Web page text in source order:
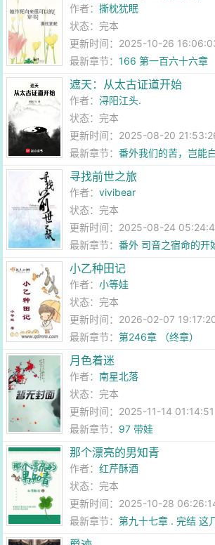
作者：撕枕犹眠
状态：完本
更新时间：2025-10-26
最新章节：166 第一百六十六章
遮天：从太古证道开始
作者：浔阳江头.
状态：完本
更新时间：2025-08-20
最新章节：番外我们的苦，岂能
寻找前世之旅
作者：vivibear
状态：完本
更新时间：2025-08-24
最新章节：番外 司音之宿命的开
小乙种田记
作者：小等娃
状态：完本
更新时间：2026-02-07
最新章节：第246章 （终章）
月色着迷
作者：南星北落
状态：完本
更新时间：2025-11-14 01:14:51
最新章节： 97 带娃
那个漂亮的男知青
作者：红芹酥酒
状态：完本
更新时间：2025-10-28
最新章节：第九十七章 . 完结